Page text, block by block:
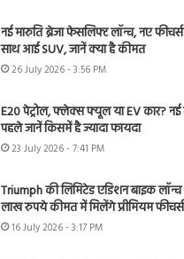
नई मारुति ब्रेजा फेसलिफ्ट लॉन्च, नए
साथ आई SUV, जानें क्या है कीमत
26 July 2026 - 3:56 PM
E20 पेट्रोल, फ्लेक्स फ्यूल या EV कार? नई
पहले जानें किसमें है ज्यादा फायदा
23 July 2026 - 7:41 PM
Triumph की लिमिटेड एडिशन बाइक
लाख रुपये कीमत में मिलेंगे प्रीमियम फीचर्स
16 July 2026 - 3:17 PM